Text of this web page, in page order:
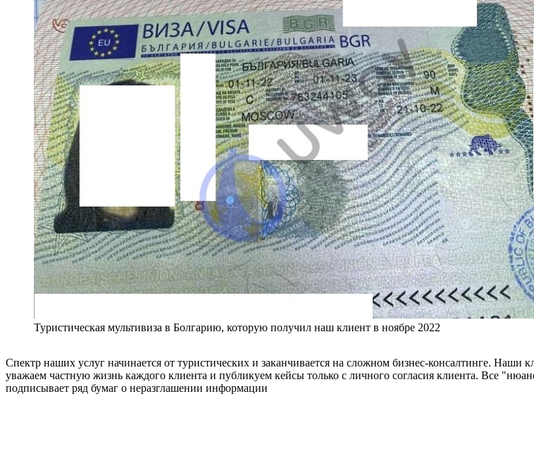
Туристическая мультивиза в Болгарию, которую получил наш клиент в ноябре 2022
Спектр наших услуг начинается от туристических и заканчивается на сложном бизнес-консалтинге.
уважаем частную жизнь каждого клиента и публикуем кейсы только с личного согласия клиента. Все
подписывает ряд бумаг о неразглашении информации